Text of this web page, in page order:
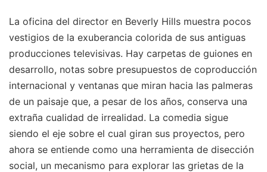
La oficina del director en Beverly Hills muestra pocos
vestigios de la exuberancia colorida de sus antiguas
producciones televisivas. Hay carpetas de guiones en
desarrollo, notas sobre presupuestos de coproducción
internacional y ventanas que miran hacia las palmeras
de un paisaje que, a pesar de los años, conserva una
extraña cualidad de irrealidad. La comedia sigue
siendo el eje sobre el cual giran sus proyectos, pero
ahora se entiende como una herramienta de disección
social, un mecanismo para explorar las grietas de la